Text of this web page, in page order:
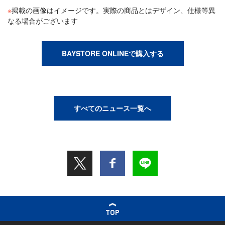
※掲載の画像はイメージです。実際の商品とはデザイン、仕様等異
なる場合がございます
BAYSTORE ONLINEで購入する
すべてのニュース一覧へ
TOP